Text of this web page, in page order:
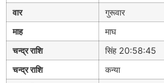
वार
गुरूवार
माह
माघ
चन्द्र राशि
सिंह 20:58:45
चन्द्र राशि
कन्या